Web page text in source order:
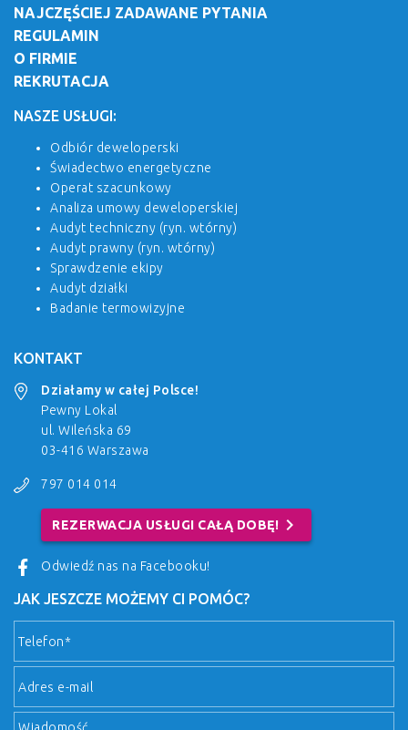
NAJCZĘŚCIEJ ZADAWANE PYTANIA
REGULAMIN
O FIRMIE
REKRUTACJA
NASZE USŁUGI:
Odbiór deweloperski
Świadectwo energetyczne
Operat szacunkowy
Analiza umowy deweloperskiej
Audyt techniczny (ryn. wtórny)
Audyt prawny (ryn. wtórny)
Sprawdzenie ekipy
Audyt działki
Badanie termowizyjne
KONTAKT
Działamy w całej Polsce!
Pewny Lokal
ul. Wileńska 69
03-416 Warszawa
797 014 014
REZERWACJA USŁUGI CAŁĄ DOBĘ! chevron_right
Odwiedź nas na Facebooku!
JAK JESZCZE MOŻEMY CI POMÓC?